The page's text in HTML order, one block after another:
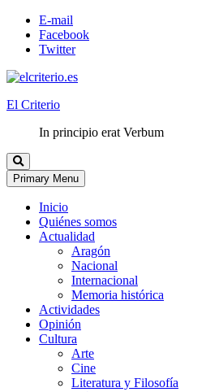
E-mail
Facebook
Twitter
El Criterio
In principio erat Verbum
Primary Menu
Inicio
Quiénes somos
Actualidad
Aragón
Nacional
Internacional
Memoria histórica
Actividades
Opinión
Cultura
Arte
Cine
Literatura y Filosofía